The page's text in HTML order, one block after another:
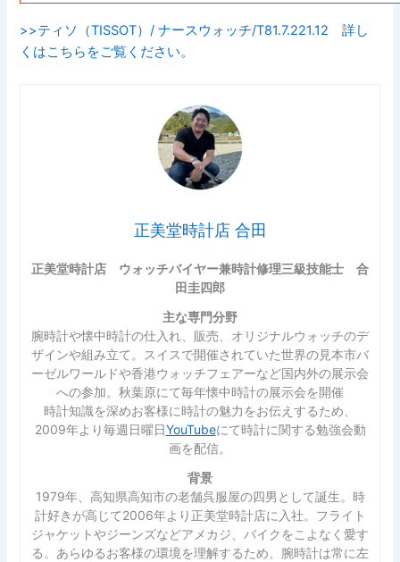
>>ティソ（TISSOT）/ ナースウォッチ/T81.7.221.12 詳し
くはこちらをご覧ください。
正美堂時計店 合田
正美堂時計店 ウォッチバイヤー兼時計修理三級技能士 合
田圭四郎
主な専門分野
腕時計や懐中時計の仕入れ、販売、オリジナルウォッチのデ
ザインや組み立て。スイスで開催されていた世界の見本市バ
ーゼルワールドや香港ウォッチフェアーなど国内外の展示会
への参加。秋葉原にて毎年懐中時計の展示会を開催
時計知識を深めお客様に時計の魅力をお伝えするため、
2009年より毎週日曜日YouTubeにて時計に関する勉強会動
画を配信。
背景
1979年、高知県高知市の老舗呉服屋の四男として誕生。時
計好きが高じて2006年より正美堂時計店に入社。フライト
ジャケットやジーンズなどアメカジ、バイクをこよなく愛す
る。あらゆるお客様の環境を理解するため、腕時計は常に左